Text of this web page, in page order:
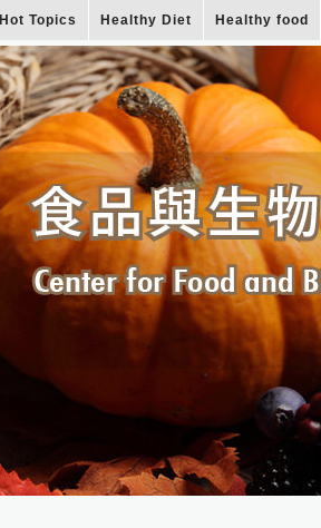
Hot Topics Healthy Diet Healthy food